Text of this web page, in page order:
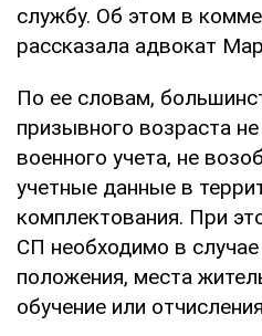
службу. Об этом в
рассказала адвокат
По ее словам,
призывного возраста
военного учета, не
учетные данные в
комплектования. При
СП необходимо в
положения, места
обучение или